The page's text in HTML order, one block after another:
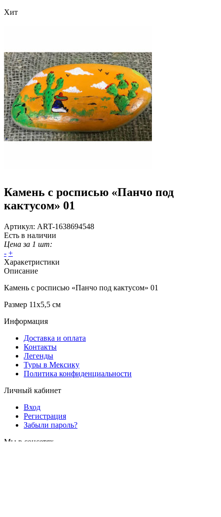
Хит
Камень с росписью «Панчо под
кактусом» 01
Артикул: ART-1638694548
Есть в наличии
Цена за 1 шт:
- +
Харакетристики
Описание
Камень с росписью «Панчо под кактусом» 01
Размер 11х5,5 см
Информация
Доставка и оплата
Контакты
Легенды
Туры в Мексику
Политика конфиденциальности
Личный кабинет
Вход
Регистрация
Забыли пароль?
Мы в соцсетях